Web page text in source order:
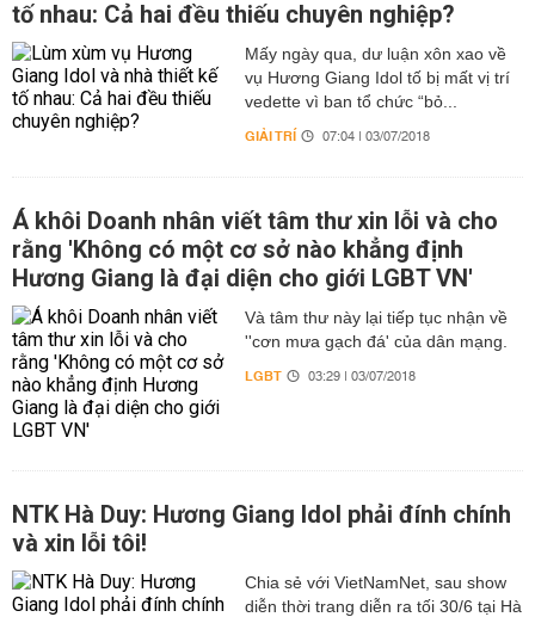
tố nhau: Cả hai đều thiếu chuyên nghiệp?
Mấy ngày qua, dư luận xôn xao về
vụ Hương Giang Idol tố bị mất vị trí
vedette vì ban tổ chức “bỏ...
GIẢI TRÍ 07:04 | 03/07/2018
Á khôi Doanh nhân viết tâm thư xin lỗi và cho
rằng 'Không có một cơ sở nào khẳng định
Hương Giang là đại diện cho giới LGBT VN'
Và tâm thư này lại tiếp tục nhận về
''cơn mưa gạch đá' của dân mạng.
LGBT 03:29 | 03/07/2018
NTK Hà Duy: Hương Giang Idol phải đính chính
và xin lỗi tôi!
Chia sẻ với VietNamNet, sau show
diễn thời trang diễn ra tối 30/6 tại Hà